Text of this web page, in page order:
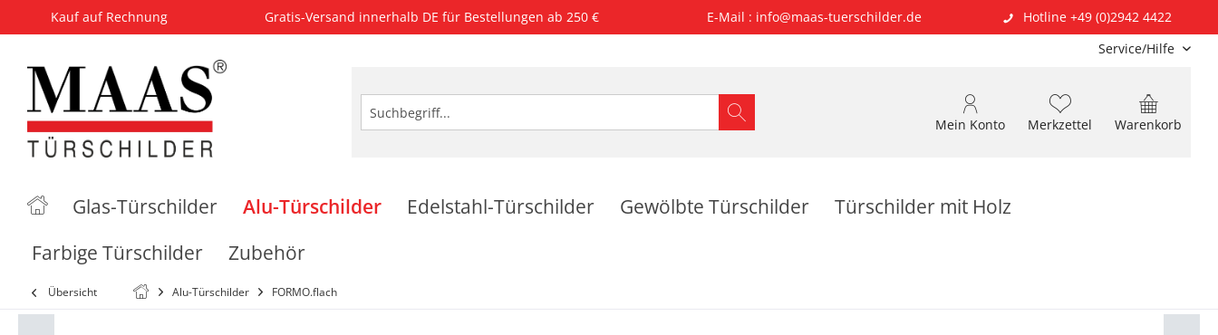
Kauf auf Rechnung Gratis-Versand innerhalb DE für Bestellungen ab 250 € E-Mail : info@maas-tuerschilder.de
Hotline +49 (0)2942 4422
Service/Hilfe
Warenkorb
Merkzettel
Mein Konto
Glas-Türschilder Alu-Türschilder Edelstahl-Türschilder Gewölbte Türschilder
Türschilder mit Holz
Farbige Türschilder
Zubehör
Übersicht Alu-Türschilder FORMO.flach